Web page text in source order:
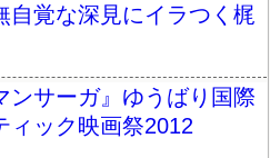
自覚な深見にイラつく梶
ンサーガ』ゆうばり国際
ィック映画祭2012